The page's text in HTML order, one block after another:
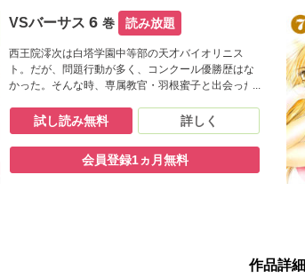
VSバーサス6巻 読み放題
西王院澪次は白塔学園中等部の天才バイオリニス
ト。だが、問題行動が多く、コンクール優勝歴はな
かった。そんな時、専属教官・羽根蜜子と出会った
る。NYフィルハーモニアの指揮者・バルトロメオ
は、蜜子が今でも忘れられない”恋人”だった。その
ことは澪次に自分の蜜子への恋を自覚させた。ジャ
パコン予選が始まった。心臓病が悪化した葵はバイ
試し読み無料 詳しく
会員登録1ヵ月無料
作品詳細